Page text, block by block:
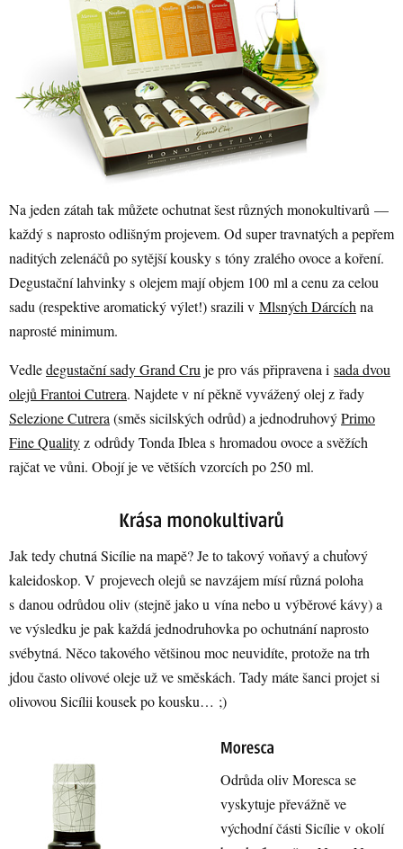
Na jeden zátah tak můžete ochutnat šest různých monokultivarů —
každý s naprosto odlišným projevem. Od super travnatých a pepřem
naditých zelenáčů po sytější kousky s tóny zralého ovoce a koření.
Degustační lahvinky s olejem mají objem 100 ml a cenu za celou
sadu (respektive aromatický výlet!) srazili v Mlsných Dárcích na
naprosté minimum.
Vedledegustační sady Grand Cru je pro vás připravena i sada dvou
olejů Frantoi Cutrera. Najdete v ní pěkně vyvážený olej z řady
Selezione Cutrera (směs sicilských odrůd) a jednodruhovýPrimo
Fine Qualityz odrůdy Tonda Iblea s hromadou ovoce a svěžích
rajčat ve vůni. Obojí je ve větších vzorcích po 250 ml.
Jak tedy chutná Sicílie na mapě? Je to takový voňavý a chuťový
kaleidoskop. V projevech olejů se navzájem mísí různá poloha
s danou odrůdou oliv (stejně jako u vína nebo u výběrové kávy) a
ve výsledku je pak každá jednodruhovka po ochutnání naprosto
svébytná. Něco takového většinou moc neuvidíte, protože na trh
jdou často olivové oleje už ve směskách. Tady máte šanci projet si
olivovou Sicílii kousek po kousku… ;)
Odrůda oliv Moresca se
vyskytuje převážně ve
východní části Sicílie v okolí